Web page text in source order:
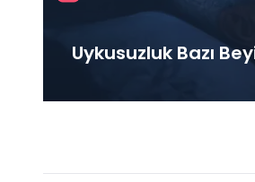
Uykusuzluk Bazı